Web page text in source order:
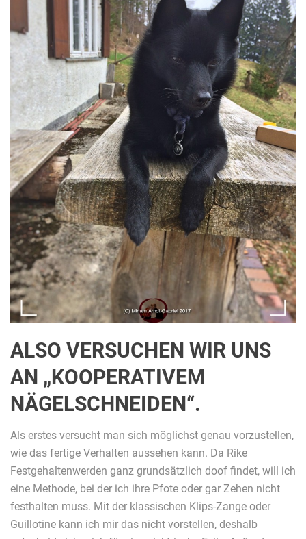
ALSO VERSUCHEN WIR UNS
AN „KOOPERATIVEM
NÄGELSCHNEIDEN“.
Als erstes versucht man sich möglichst genau vorzustellen,
wie das fertige Verhalten aussehen kann. Da Rike
Festgehaltenwerden ganz grundsätzlich doof findet, will ich
eine Methode, bei der ich ihre Pfote oder gar Zehen nicht
festhalten muss. Mit der klassischen Klips-Zange oder
Guillotine kann ich mir das nicht vorstellen, deshalb